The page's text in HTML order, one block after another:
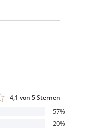
4,1 von 5 Sternen
57%
20%